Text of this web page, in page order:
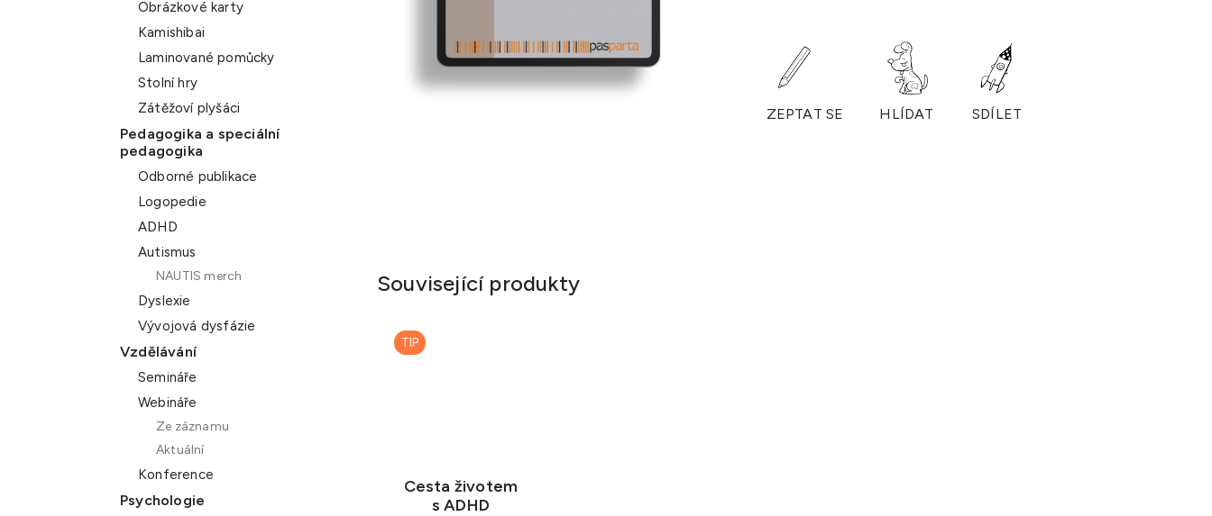
Obrázkové karty
Kamishibai
Laminované pomůcky
Stolní hry
Zátěžoví plyšáci
Pedagogika a speciální
pedagogika
Odborné publikace
Logopedie
ADHD
Autismus
NAUTIS merch
Dyslexie
Vývojová dysfázie
Vzdělávání
Semináře
Webináře
Ze záznamu
Aktuální
Konference
Psychologie
ZEPTAT SE HLÍDAT SDÍLET
Související produkty
TIP
Cesta životem
s ADHD